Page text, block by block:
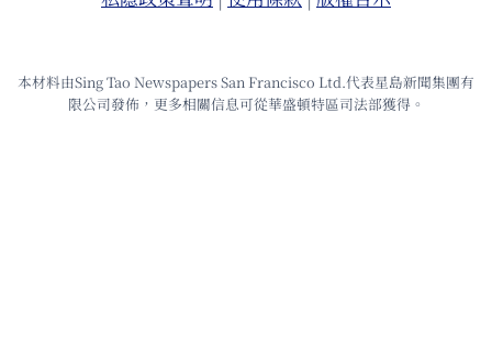
本材料由Sing Tao Newspapers San Francisco Ltd.代表星島新聞集團有
限公司發佈，更多相關信息可從華盛頓特區司法部獲得。